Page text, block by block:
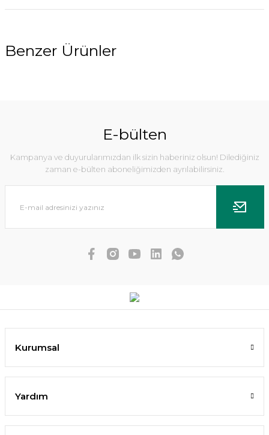
Benzer Ürünler
%10
E-bülten
Kampanya ve duyurularımızdan ilk sizin haberiniz olsun! Dilediğiniz
zaman e-bülten aboneliğimizden ayrılabilirsiniz.
Kurumsal
Yardım